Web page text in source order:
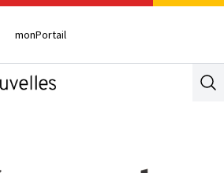
monPortail